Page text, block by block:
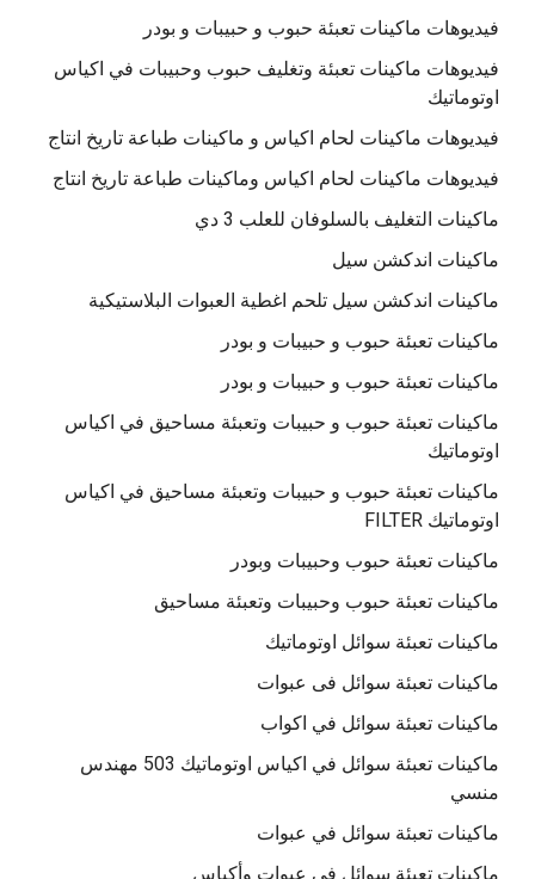
فيديوهات ماكينات تعبئة حبوب و حبيبات و بودر
فيديوهات ماكينات تعبئة وتغليف حبوب وحبيبات في اكياس
اوتوماتيك
فيديوهات ماكينات لحام اكياس و ماكينات طباعة تاريخ انتاج
فيديوهات ماكينات لحام اكياس وماكينات طباعة تاريخ انتاج
ماكينات التغليف بالسلوفان للعلب 3 دي
ماكينات اندكشن سيل
ماكينات اندكشن سيل تلحم اغطية العبوات البلاستيكية
ماكينات تعبئة حبوب و حبيبات و بودر
ماكينات تعبئة حبوب و حبيبات و بودر
ماكينات تعبئة حبوب و حبيبات وتعبئة مساحيق في اكياس
اوتوماتيك
ماكينات تعبئة حبوب و حبيبات وتعبئة مساحيق في اكياس
اوتوماتيك FILTER
ماكينات تعبئة حبوب وحبيبات وبودر
ماكينات تعبئة حبوب وحبيبات وتعبئة مساحيق
ماكينات تعبئة سوائل اوتوماتيك
ماكينات تعبئة سوائل فى عبوات
ماكينات تعبئة سوائل في اكواب
ماكينات تعبئة سوائل في اكياس اوتوماتيك 503 مهندس
منسي
ماكينات تعبئة سوائل في عبوات
ماكينات تعبئة سوائل في عبوات وأكياس